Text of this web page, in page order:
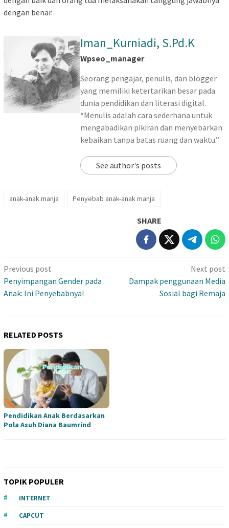
dengan benar.
Iman_Kurniadi, S.Pd.K
Wpseo_manager
Seorang pengajar, penulis, dan blogger
yang memiliki ketertarikan besar pada
dunia pendidikan dan literasi digital.
“Menulis adalah cara sederhana untuk
mengabadikan pikiran dan menyebarkan
kebaikan tanpa batas ruang dan waktu.”
See author's posts
anak-anak manja Penyebab anak-anak manja
SHARE
Post
navigation
Previous post
Penyimpangan Gender pada
Anak: Ini Penyebabnya!
Next post
Dampak penggunaan Media
Sosial bagi Remaja
RELATED POSTS
Pendidikan Anak Berdasarkan
Pola Asuh Diana Baumrind
TOPIK POPULER
INTERNET
CAPCUT